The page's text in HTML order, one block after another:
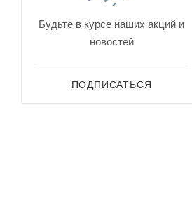
Будьте в курсе наших акций и
новостей
ПОДПИСАТЬСЯ